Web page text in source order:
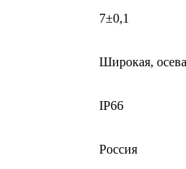
7±0,1
Широкая,
IP66
Россия